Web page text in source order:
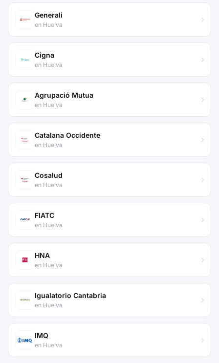
Generali
en Huelva
Cigna
en Huelva
Agrupació Mutua
en Huelva
Catalana Occidente
en Huelva
Cosalud
en Huelva
FIATC
en Huelva
HNA
en Huelva
Igualatorio Cantabria
en Huelva
IMQ
en Huelva